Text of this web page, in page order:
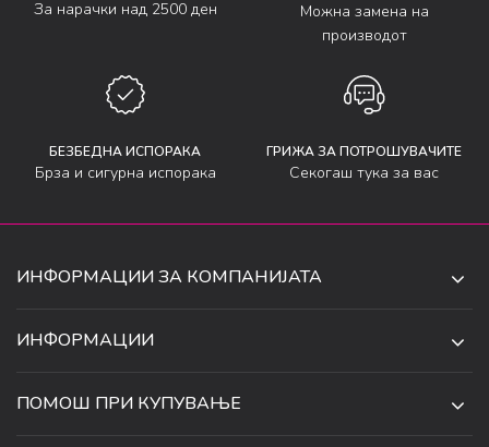
За нарачки над 2500 ден
Можна замена на
производот
БЕЗБЕДНА ИСПОРАКА
Брза и сигурна испорака
ГРИЖА ЗА ПОТРОШУВАЧИТЕ
Секогаш тука за вас
ИНФОРМАЦИИ ЗА КОМПАНИЈАТА
СКОПЈЕ, МАКЕДОНИЈА
ИНФОРМАЦИИ
ПОМОШ ПРИ КУПУВАЊЕ